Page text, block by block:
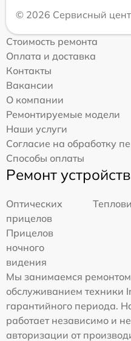
© 2026 Сервисный
Стоимость ремонта
Оплата и доставка
Контакты
Вакансии
О компании
Ремонтируемые модели
Наши услуги
Согласие на обработку
Способы оплаты
Ремонт устройств
Оптических
прицелов
Прицелов
ночного
видения
Мы занимаемся
обслуживанием техники
гарантийного периода.
работает независимо и
авторизации от